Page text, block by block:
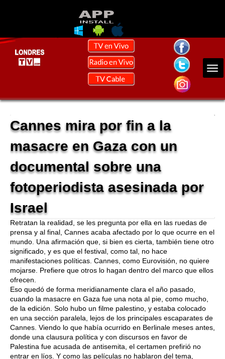
Cannes mira por fin a la
masacre en Gaza con un
documental sobre una
fotoperiodista asesinada por
Israel
Retratan la realidad, se les pregunta por ella en las ruedas de
prensa y al final, Cannes acaba afectado por lo que ocurre en el
mundo. Una afirmación que, si bien es cierta, también tiene otro
significado, y es que el festival, como tal, no hace
manifestaciones políticas. Cannes, como Eurovisión, no quiere
mojarse. Prefiere que otros lo hagan dentro del marco que ellos
ofrecen.
Eso quedó de forma meridianamente clara el año pasado,
cuando la masacre en Gaza fue una nota al pie, como mucho,
de la edición. Solo hubo un filme palestino, y estaba colocado
en una sección paralela, lejos de los principales escaparates de
Cannes. Viendo lo que había ocurrido en Berlinale meses antes,
donde una clausura política y con discursos en favor de
Palestina fue acusada de antisemita, el certamen prefirió no
entrar en líos. Y como las películas no hablaron del tema,